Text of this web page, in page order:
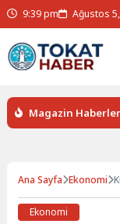
9:39 pm Ağustos
Magazin
Gizemlerini Keşfedin
Ana Sayfa Ekonomi
Ekonomi